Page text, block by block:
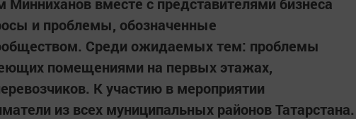
и проблемы, обозначенные
Среди ожидаемых тем: проблемы
помещениями на первых этажах,
К участию в мероприятии
из всех муниципальных районов Татарстана.